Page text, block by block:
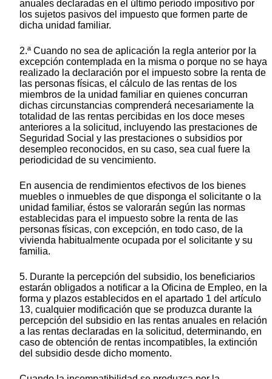
anuales declaradas en el último período impositivo por
los sujetos pasivos del impuesto que formen parte de
dicha unidad familiar.
2.ª Cuando no sea de aplicación la regla anterior por la
excepción contemplada en la misma o porque no se haya
realizado la declaración por el impuesto sobre la renta de
las personas físicas, el cálculo de las rentas de los
miembros de la unidad familiar en quienes concurran
dichas circunstancias comprenderá necesariamente la
totalidad de las rentas percibidas en los doce meses
anteriores a la solicitud, incluyendo las prestaciones de
Seguridad Social y las prestaciones o subsidios por
desempleo reconocidos, en su caso, sea cual fuere la
periodicidad de su vencimiento.
En ausencia de rendimientos efectivos de los bienes
muebles o inmuebles de que disponga el solicitante o la
unidad familiar, éstos se valorarán según las normas
establecidas para el impuesto sobre la renta de las
personas físicas, con excepción, en todo caso, de la
vivienda habitualmente ocupada por el solicitante y su
familia.
5. Durante la percepción del subsidio, los beneficiarios
estarán obligados a notificar a la Oficina de Empleo, en la
forma y plazos establecidos en el apartado 1 del artículo
13, cualquier modificación que se produzca durante la
percepción del subsidio en las rentas anuales en relación
a las rentas declaradas en la solicitud, determinando, en
caso de obtención de rentas incompatibles, la extinción
del subsidio desde dicho momento.